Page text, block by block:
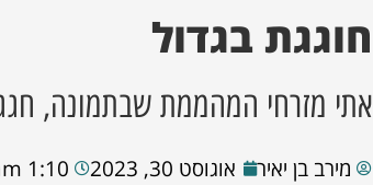
חוגגת בגדול
אתי מזרחי המהממת שבתמונה,
מירב בן יאיר אוגוסט 30, 2023 1:10 am